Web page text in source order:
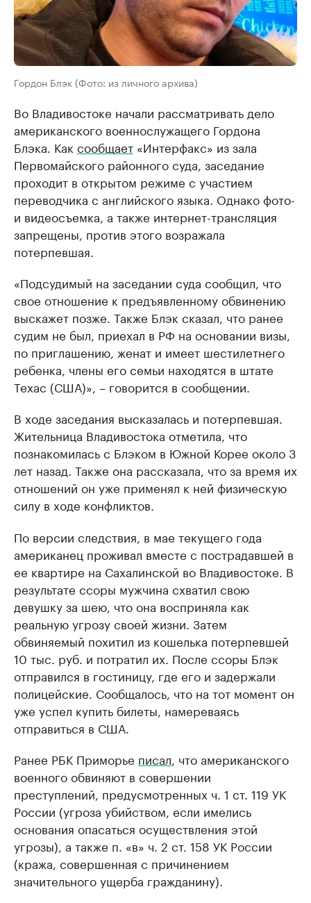
Гордон Блэк (Фото: из личного архива)
Во Владивостоке начали рассматривать дело
американского военнослужащего Гордона
Блэка. Как сообщает «Интерфакс» из зала
Первомайского районного суда, заседание
проходит в открытом режиме с участием
переводчика с английского языка. Однако фото-
и видеосъемка, а также интернет-трансляция
запрещены, против этого возражала
потерпевшая.
«Подсудимый на заседании суда сообщил, что
свое отношение к предъявленному обвинению
выскажет позже. Также Блэк сказал, что ранее
судим не был, приехал в РФ на основании визы,
по приглашению, женат и имеет шестилетнего
ребенка, члены его семьи находятся в штате
Техас (США)», – говорится в сообщении.
В ходе заседания высказалась и потерпевшая.
Жительница Владивостока отметила, что
познакомилась с Блэком в Южной Корее около 3
лет назад. Также она рассказала, что за время их
отношений он уже применял к ней физическую
силу в ходе конфликтов.
По версии следствия, в мае текущего года
американец проживал вместе с пострадавшей в
ее квартире на Сахалинской во Владивостоке. В
результате ссоры мужчина схватил свою
девушку за шею, что она восприняла как
реальную угрозу своей жизни. Затем
обвиняемый похитил из кошелька потерпевшей
10 тыс. руб. и потратил их. После ссоры Блэк
отправился в гостиницу, где его и задержали
полицейские. Сообщалось, что на тот момент он
уже успел купить билеты, намереваясь
отправиться в США.
Ранее РБК Приморье писал , что американского
военного обвиняют в совершении
преступлений, предусмотренных ч. 1 ст. 119 УК
России (угроза убийством, если имелись
основания опасаться осуществления этой
угрозы), а также п. «в» ч. 2 ст. 158 УК России
(кража, совершенная с причинением
значительного ущерба гражданину).